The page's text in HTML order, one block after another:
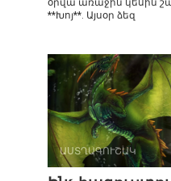
օրվա առաջին կեսին
**Խոյ**. Այսօր ձեզ
ԱՍՏՂԱԳՈՒՇԱԿ